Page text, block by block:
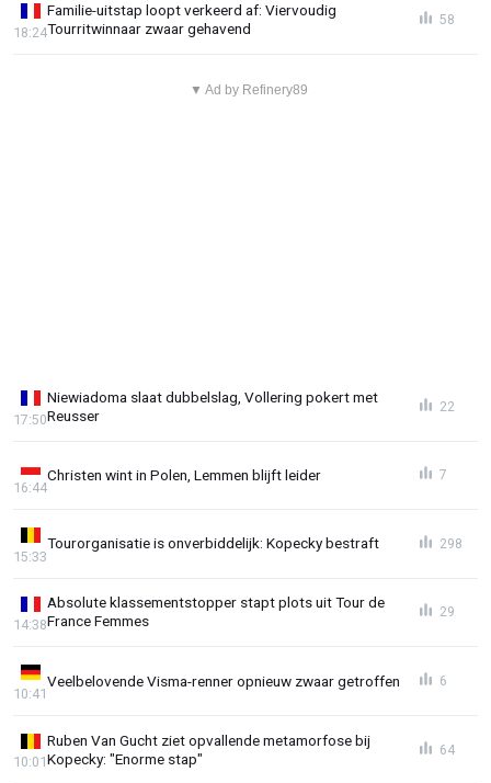
Familie-uitstap loopt verkeerd af: Viervoudig
Tourritwinnaar zwaar gehavend
18:24
58
▼ Ad by Refinery89
Niewiadoma slaat dubbelslag, Vollering pokert met
Reusser
17:50
22
Christen wint in Polen, Lemmen blijft leider
16:44
7
Tourorganisatie is onverbiddelijk: Kopecky bestraft
15:33
298
Absolute klassementstopper stapt plots uit Tour de
France Femmes
14:38
29
Veelbelovende Visma-renner opnieuw zwaar getroffen
10:41
6
Ruben Van Gucht ziet opvallende metamorfose bij
Kopecky: "Enorme stap"
10:01
64